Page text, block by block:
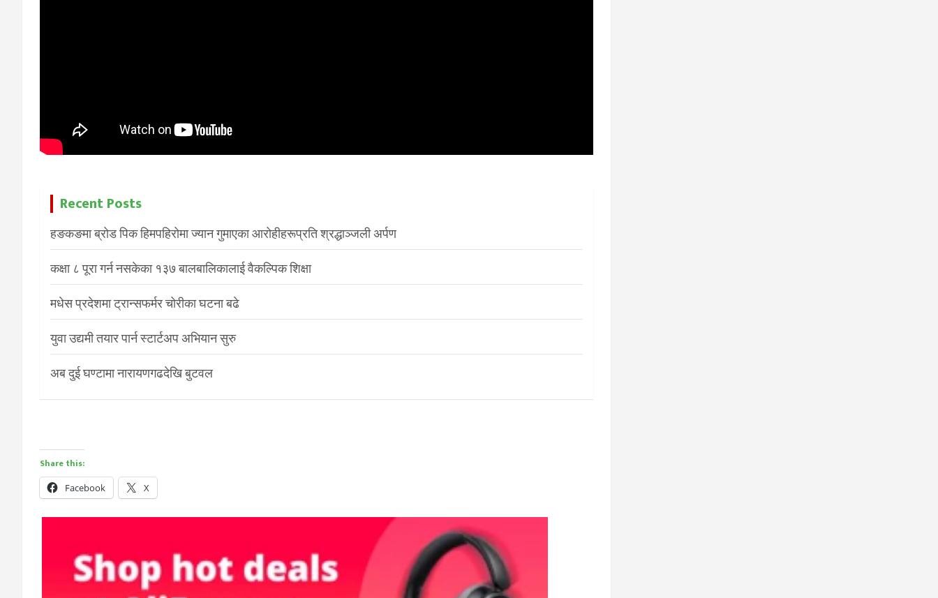
Recent Posts
हङकङमा ब्रोड पिक हिमपहिरोमा ज्यान गुमाएका आरोहीहरूप्रति श्रद्धाञ्जली अर्पण
कक्षा ८ पूरा गर्न नसकेका १३७ बालबालिकालाई वैकल्पिक शिक्षा
मधेस प्रदेशमा ट्रान्सफर्मर चोरीका घटना बढे
युवा उद्यमी तयार पार्न स्टार्टअप अभियान सुरु
अब दुई घण्टामा नारायणगढदेखि बुटवल
Share this:
Facebook X